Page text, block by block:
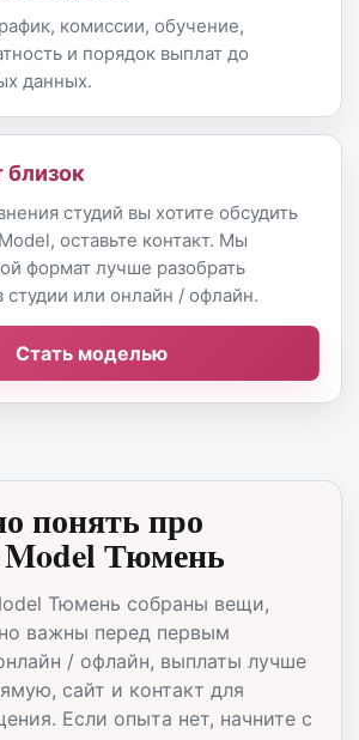
комиссии, обучение,
и порядок выплат до
данных.
близок
студий вы хотите обсудить
оставьте контакт. Мы
формат лучше разобрать
или онлайн / офлайн.
Стать моделью
понять про
Model Тюмень
Тюмень собраны вещи,
важны перед первым
/ офлайн, выплаты лучше
сайт и контакт для
Если опыта нет, начните с